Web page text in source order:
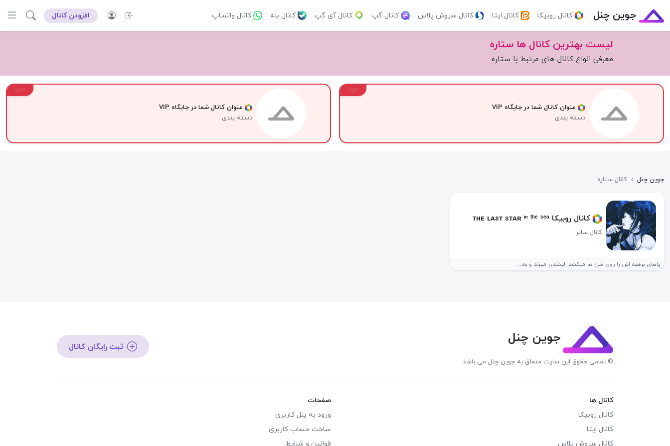
جوین چنل کانال روبیکا کانال ایتا کانال سروش پلاس کانال گپ کانال آی گپ کانال بله کانال واتساپ افزودن کانال
لیست بهترین کانال ها ستاره
معرفی انواع کانال های مرتبط با ستاره
VIP
عنوان کانال شما در جایگاه VIP
دسته بندی
VIP
عنوان کانال شما در جایگاه VIP
دسته بندی
جوین چنل › کانال ستاره
کانال روبیکا ᴛʜᴇ ʟᴀsᴛ sᴛᴀʀ ᶦⁿ ᵗʰᵉ ˢᵉᵃ
کانال سایر
پاهای برهنه اش را روی شن ها میکشد. لبخندی میزند و به...
جوین چنل
© تمامی حقوق این سایت متعلق به جوین چنل می باشد.
ثبت رایگان کانال
کانال ها
کانال روبیکا
کانال ایتا
کانال سروش پلاس
صفحات
ورود به پنل کاربری
ساخت حساب کاربری
قوانین و شرایط